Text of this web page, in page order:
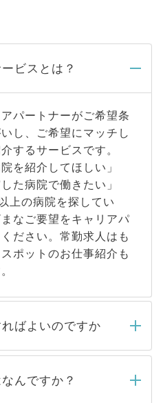
ビスとは？
パートナーがご希望条
し、ご希望にマッチし
するサービスです。
を紹介してほしい」
た病院で働きたい」
上の病院を探してい
なご要望をキャリアパ
ださい。常勤求人はも
ポットのお仕事紹介も
ばよいのですか
たら、弊社担当者がご
その後メールもしくは
んですか？